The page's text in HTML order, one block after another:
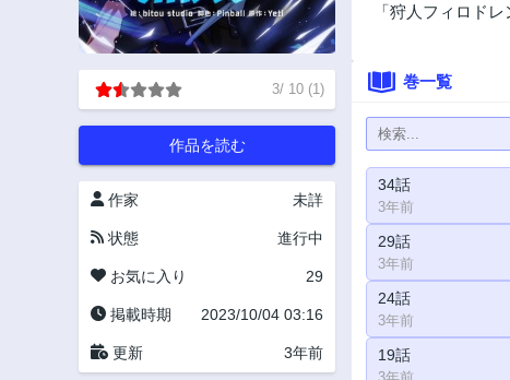
3/ 10 (1)
作品を読む
作家 未詳
状態 進行中
お気に入り 29
掲載時期 2023/10/04 03:16
更新 3年前
「狩人フィロド
巻一覧
34話
3年前
29話
3年前
24話
3年前
19話